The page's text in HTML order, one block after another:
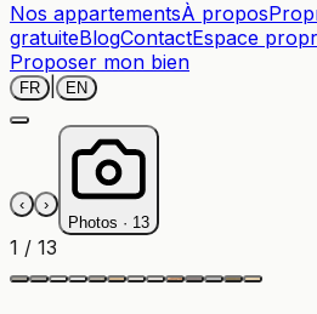
Nos appartementsÀ propos
gratuiteBlogContactEspace
Proposer mon bien
FR EN
‹
›
Photos · 13
1 / 13